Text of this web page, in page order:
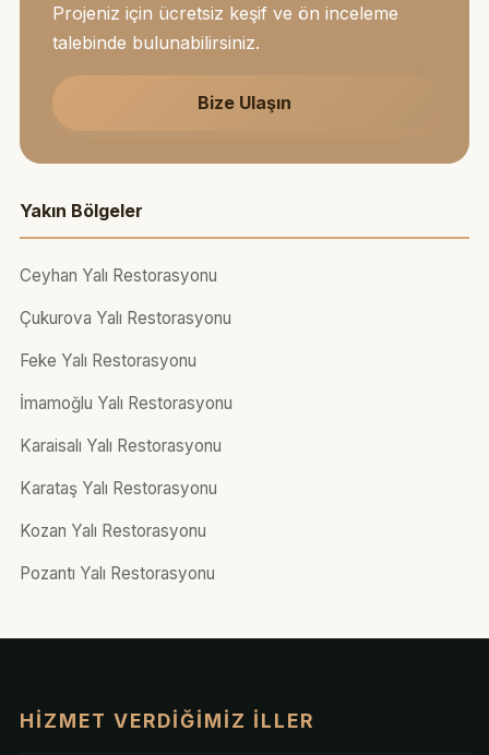
Projeniz için ücretsiz keşif ve ön inceleme
talebinde bulunabilirsiniz.
Bize Ulaşın
Yakın Bölgeler
Ceyhan Yalı Restorasyonu
Çukurova Yalı Restorasyonu
Feke Yalı Restorasyonu
İmamoğlu Yalı Restorasyonu
Karaisalı Yalı Restorasyonu
Karataş Yalı Restorasyonu
Kozan Yalı Restorasyonu
Pozantı Yalı Restorasyonu
HIZMET VERDIĞIMIZ İLLER